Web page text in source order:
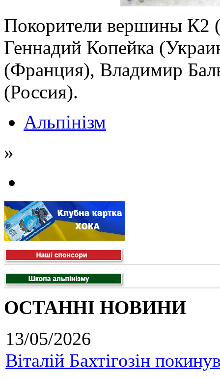
Покорители вершины К2
Геннадий Копейка
(Франция), Владимир
(Россия).
Альпінізм
»
ОСТАННІ НОВИНИ
13/05/2026
Віталій Бахтігозін